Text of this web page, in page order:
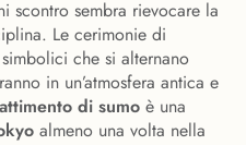
scontro sembra rievocare la
Le cerimonie di
che si alternano
in un’atmosfera antica e
di sumo è una
almeno una volta nella